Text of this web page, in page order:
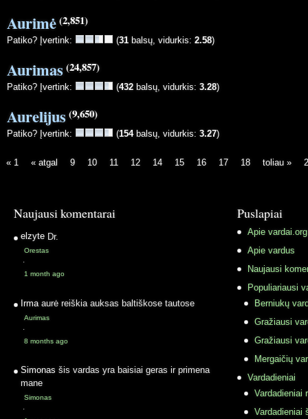
Aurimė(2,851)
Patiko? Įvertink: (31 balsų, vidurkis: 2.58)
Aurimas(24,857)
Patiko? Įvertink: (432 balsų, vidurkis: 3.28)
Aurelijus(9,650)
Patiko? Įvertink: (154balsų, vidurkis: 3.27)
« 1 « atgal 9 10 11 12 14 15 16 17 18 toliau »
Naujausi komentarai
elzyte Dr.
Orestas
·
1 month ago
Irma aurė reiškia auksas baltiškose tautose
Aurimas
·
8 months ago
Simonas šis vardas yra baisiai geras ir primena
mane
Simonas
·
Puslapiai
Apie vardai.org
Apie vardus
Naujausi
Populiariausi
Berniukų
Gražiausi
Gražiausi
Mergaičių
Vardadieniai
Vardadieniai
Vardadieniai